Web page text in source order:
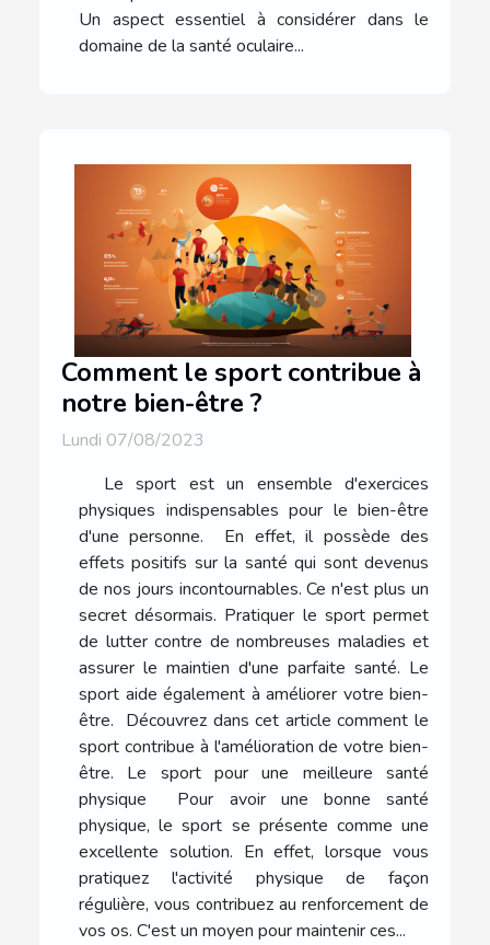
Un aspect essentiel à considérer dans le
domaine de la santé oculaire...
Comment le sport contribue à
notre bien-être ?
Lundi 07/08/2023
Le sport est un ensemble d'exercices
physiques indispensables pour le bien-être
d'une personne. En effet, il possède des
effets positifs sur la santé qui sont devenus
de nos jours incontournables. Ce n'est plus un
secret désormais. Pratiquer le sport permet
de lutter contre de nombreuses maladies et
assurer le maintien d'une parfaite santé. Le
sport aide également à améliorer votre bien-
être. Découvrez dans cet article comment le
sport contribue à l'amélioration de votre bien-
être. Le sport pour une meilleure santé
physique Pour avoir une bonne santé
physique, le sport se présente comme une
excellente solution. En effet, lorsque vous
pratiquez l'activité physique de façon
régulière, vous contribuez au renforcement de
vos os. C'est un moyen pour maintenir ces...